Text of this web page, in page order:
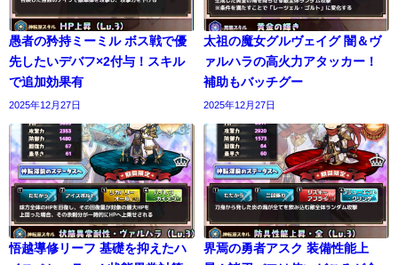
愚者の矜持ミーミル ボス戦で優
先したいデバフ×2付与！スキル
で追加効果有
2025年12月27日
太祖の魔女グルヴェイグ 闇＆ヴ
ァルハラの高火力アタッカー！
補助もバッチグー
2025年12月27日
悟越導修リーフ 基礎を抑えたハ
界焉の勇者アスク 装備性能上